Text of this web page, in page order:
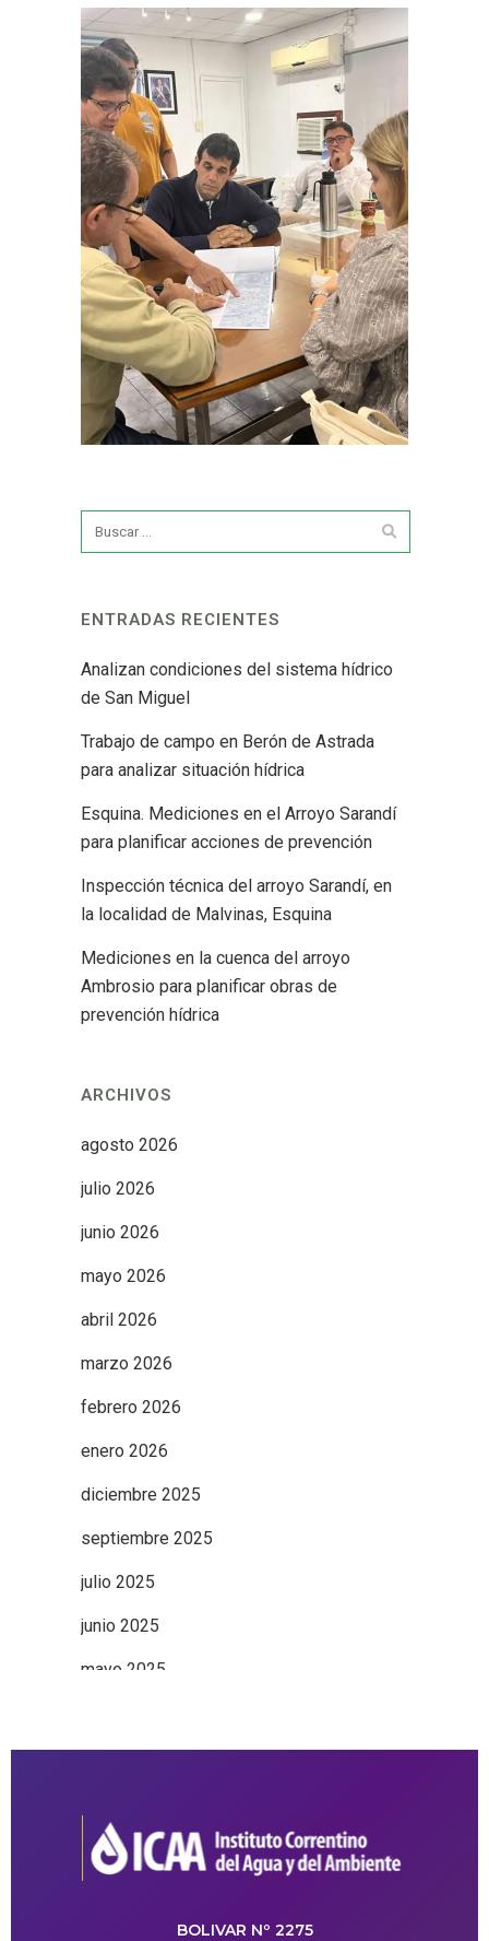
ENTRADAS RECIENTES
Analizan condiciones del sistema hídrico
de San Miguel
Trabajo de campo en Berón de Astrada
para analizar situación hídrica
Esquina. Mediciones en el Arroyo Sarandí
para planificar acciones de prevención
Inspección técnica del arroyo Sarandí, en
la localidad de Malvinas, Esquina
Mediciones en la cuenca del arroyo
Ambrosio para planificar obras de
prevención hídrica
ARCHIVOS
agosto 2026
julio 2026
junio 2026
mayo 2026
abril 2026
marzo 2026
febrero 2026
enero 2026
diciembre 2025
septiembre 2025
julio 2025
junio 2025
mayo 2025
BOLIVAR Nº 2275